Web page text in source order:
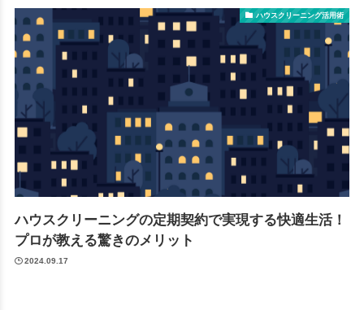
ハウスクリーニング活用術
ハウスクリーニングの定期契約で実現する快適生活！
プロが教える驚きのメリット
2024.09.17